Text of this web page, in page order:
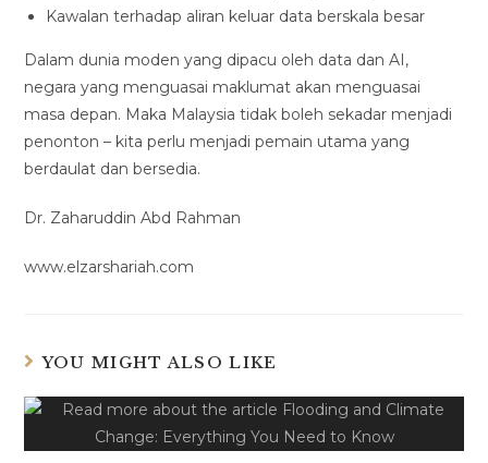
Kawalan terhadap aliran keluar data berskala besar
Dalam dunia moden yang dipacu oleh data dan AI,
negara yang menguasai maklumat akan menguasai
masa depan. Maka Malaysia tidak boleh sekadar menjadi
penonton – kita perlu menjadi pemain utama yang
berdaulat dan bersedia.
Dr. Zaharuddin Abd Rahman
www.elzarshariah.com
YOU MIGHT ALSO LIKE